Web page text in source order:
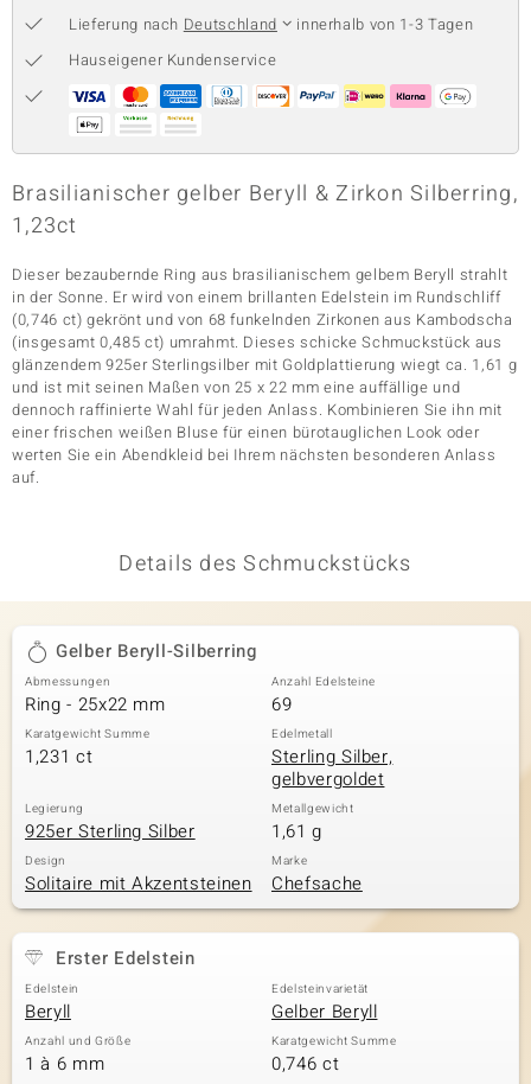
Classics
Lieferung nach Deutschland
innerhalb von 1-3 Tagen
Hauseigener Kundenservice
Brasilianischer gelber Beryll & Zirkon Silberring,
1,23ct
Dieser bezaubernde Ring aus brasilianischem gelbem Beryll strahlt
in der Sonne. Er wird von einem brillanten Edelstein im Rundschliff
(0,746 ct) gekrönt und von 68 funkelnden Zirkonen aus Kambodscha
(insgesamt 0,485 ct) umrahmt. Dieses schicke Schmuckstück aus
glänzendem 925er Sterlingsilber mit Goldplattierung wiegt ca. 1,61 g
und ist mit seinen Maßen von 25 x 22 mm eine auffällige und
dennoch raffinierte Wahl für jeden Anlass. Kombinieren Sie ihn mit
einer frischen weißen Bluse für einen bürotauglichen Look oder
werten Sie ein Abendkleid bei Ihrem nächsten besonderen Anlass
auf.
Details des Schmuckstücks
Gelber Beryll-Silberring
Abmessungen
Ring - 25x22 mm
Anzahl Edelsteine
69
Karatgewicht Summe
1,231 ct
Edelmetall
Sterling Silber,
gelbvergoldet
Legierung
925er Sterling Silber
Metallgewicht
1,61 g
Design
Solitaire mit Akzentsteinen
Marke
Chefsache
Erster Edelstein
Edelstein
Beryll
Edelsteinvarietät
Gelber Beryll
Anzahl und Größe
1 à 6 mm
Karatgewicht Summe
0,746 ct